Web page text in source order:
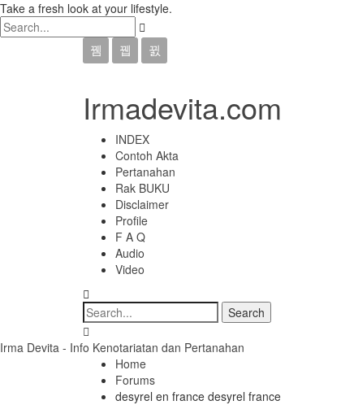
Take a fresh look at your lifestyle.
Irmadevita.com
INDEX
Contoh Akta
Pertanahan
Rak BUKU
Disclaimer
Profile
F A Q
Audio
Video
Irma Devita - Info Kenotariatan dan Pertanahan
Home
Forums
desyrel en france desyrel france